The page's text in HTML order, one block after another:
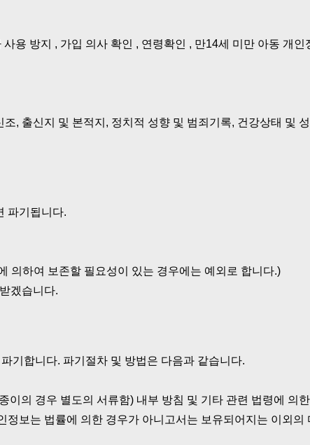
용 방지 , 가입 의사 확인 , 연령확인 , 만14세 미만 아동 개인
, 출신지 및 본적지, 정치적 성향 및 범죄기록, 건강상태 및
파기됩니다.
의하여 보존할 필요성이 있는 경우에는 예외로 합니다.)
겠습니다.
기합니다. 파기절차 및 방법은 다음과 같습니다.
의 경우 별도의 서류함) 내부 방침 및 기타 관련 법령에 의
보는 법률에 의한 경우가 아니고서는 보유되어지는 이외의